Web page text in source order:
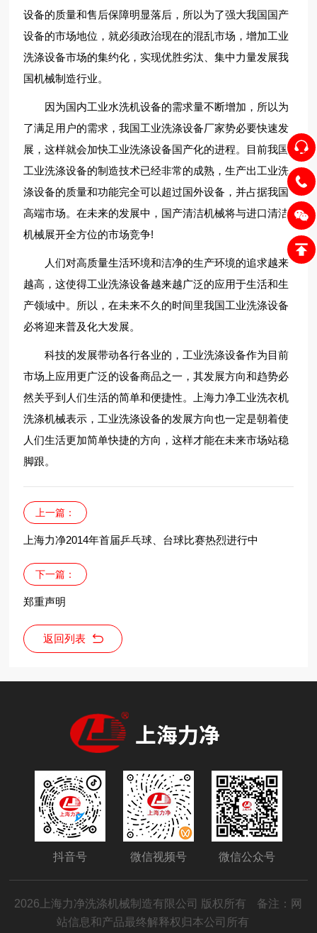
设备的质量和售后保障明显落后，所以为了强大我国国产
设备的市场地位，就必须政治现在的混乱市场，增加工业
洗涤设备市场的集约化，实现优胜劣汰、集中力量发展我
国机械制造行业。
因为国内工业水洗机设备的需求量不断增加，所以为
了满足用户的需求，我国工业洗涤设备厂家势必要快速发
展，这样就会加快工业洗涤设备国产化的进程。目前我国
工业洗涤设备的制造技术已经非常的成熟，生产出工业洗
涤设备的质量和功能完全可以超过国外设备，并占据我国
高端市场。在未来的发展中，国产清洁机械将与进口清洁
机械展开全方位的市场竞争!
人们对高质量生活环境和洁净的生产环境的追求越来
越高，这使得工业洗涤设备越来越广泛的应用于生活和生
产领域中。所以，在未来不久的时间里我国工业洗涤设备
必将迎来普及化大发展。
科技的发展带动各行各业的，工业洗涤设备作为目前
市场上应用更广泛的设备商品之一，其发展方向和趋势必
然关乎到人们生活的简单和便捷性。上海力净工业洗衣机
洗涤机械表示，工业洗涤设备的发展方向也一定是朝着使
人们生活更加简单快捷的方向，这样才能在未来市场站稳
脚跟。
上一篇：
上海力净2014年首届乒乓球、台球比赛热烈进行中
下一篇：
郑重声明
返回列表
抖音号 微信视频号 微信公众号
2026上海力净洗涤机械制造有限公司 版权所有
备注：网
站信息和产品最终解释权归本公司所有